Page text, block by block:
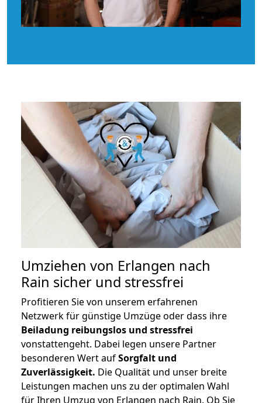
Umziehen von Erlangen nach
Rain sicher und stressfrei
Profitieren Sie von unserem erfahrenen
Netzwerk für günstige Umzüge oder dass ihre
Beiladung reibungslos und stressfrei
vonstattengeht. Dabei legen unsere Partner
besonderen Wert aufSorgfalt und
Zuverlässigkeit. Die Qualität und unser breite
Leistungen machen uns zu der optimalen Wahl
für Ihren Umzug von Erlangen nach Rain. Ob Sie